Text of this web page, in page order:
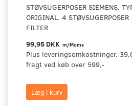
STØVSUGERPOSER SIEMENS.
ORIGINAL. 4
FILTER
99,95 DKK m/Moms
Plus leveringsomkostninger.
fragt ved køb over 599,-
Læg i kurv